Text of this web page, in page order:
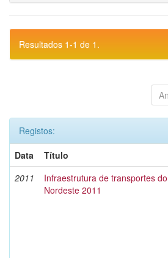
Resultados 1-1 de 1.
Registos:
Data
Título
2011
Infraestrutura de transportes do
Nordeste 2011